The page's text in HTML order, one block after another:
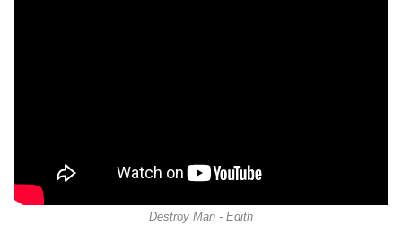
Destroy Man - Edith